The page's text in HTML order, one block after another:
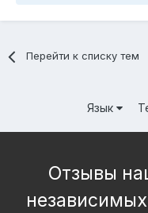
Перейти к списку тем
Язык
Отзывы